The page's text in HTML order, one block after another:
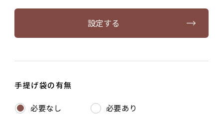
設定する
手提げ袋の有無
必要なし 必要あり